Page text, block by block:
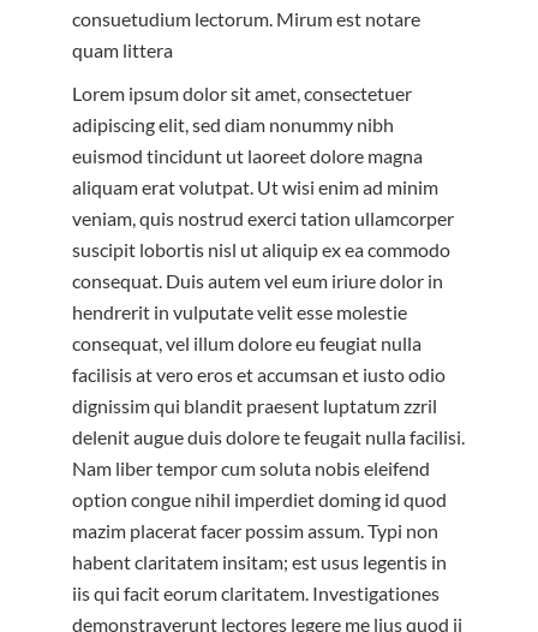
consuetudium lectorum. Mirum est notare
quam littera
Lorem ipsum dolor sit amet, consectetuer
adipiscing elit, sed diam nonummy nibh
euismod tincidunt ut laoreet dolore magna
aliquam erat volutpat. Ut wisi enim ad minim
veniam, quis nostrud exerci tation ullamcorper
suscipit lobortis nisl ut aliquip ex ea commodo
consequat. Duis autem vel eum iriure dolor in
hendrerit in vulputate velit esse molestie
consequat, vel illum dolore eu feugiat nulla
facilisis at vero eros et accumsan et iusto odio
dignissim qui blandit praesent luptatum zzril
delenit augue duis dolore te feugait nulla facilisi.
Nam liber tempor cum soluta nobis eleifend
option congue nihil imperdiet doming id quod
mazim placerat facer possim assum. Typi non
habent claritatem insitam; est usus legentis in
iis qui facit eorum claritatem. Investigationes
demonstraverunt lectores legere me lius quod ii